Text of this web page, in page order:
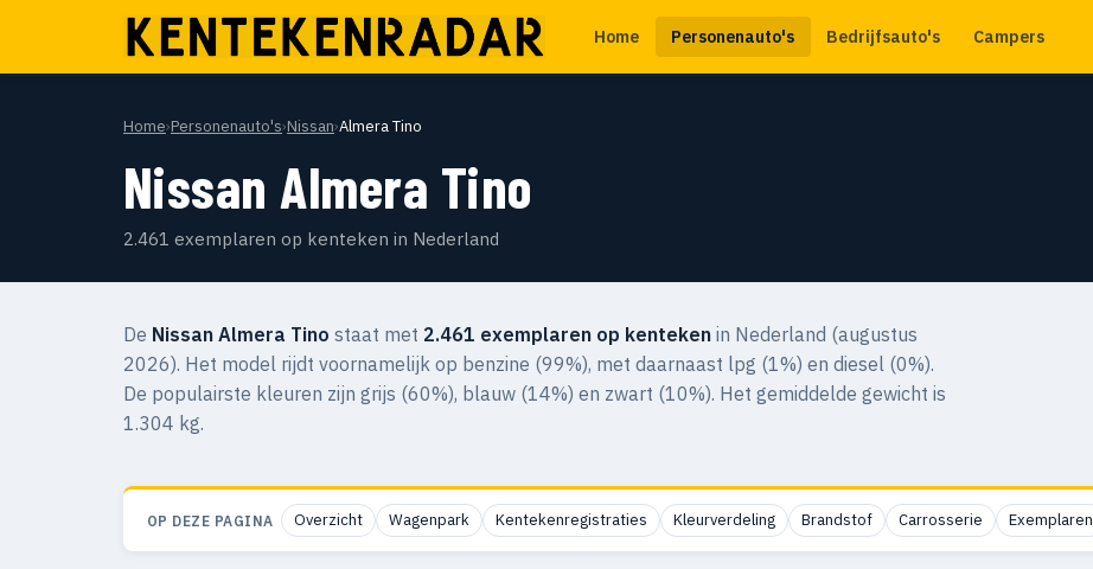
Home Personenauto's Bedrijfsauto's Campers
Home›Personenauto's›Nissan›Almera Tino
Nissan Almera Tino
2.461 exemplaren op kenteken in Nederland
De Nissan Almera Tino staat met 2.461 exemplaren op kenteken in Nederland (augustus
2026). Het model rijdt voornamelijk op benzine (99%), met daarnaast lpg (1%) en diesel (0%).
De populairste kleuren zijn grijs (60%), blauw (14%) en zwart (10%). Het gemiddelde gewicht is
1.304 kg.
OP DEZE PAGINA Overzicht Wagenpark Kentekenregistraties Kleurverdeling Brandstof Carrosserie Exemplaren